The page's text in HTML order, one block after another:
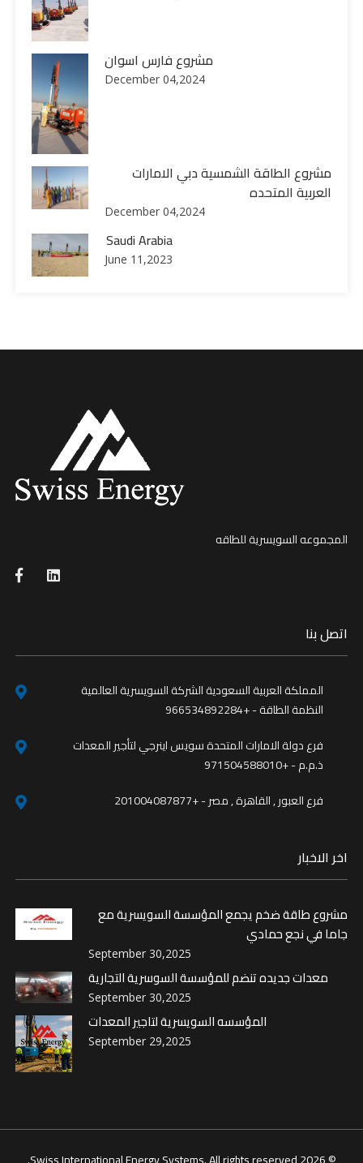
مشروع فارس اسوان
December 04,2024
مشروع الطاقة الشمسية دبي الامارات
العربية المتحده
December 04,2024
Saudi Arabia
June 11,2023
المجموعه السويسرية للطاقه
اتصل بنا
المملكة العربية السعودية الشركة السويسرية العالمية
النظمة الطاقة - +966534892284
فرع دولة الامارات المتحدة سويس اينرجي لتأجير المعدات
ذ.م.م - +971504588010
فرع العبور , القاهرة , مصر - +201004087877
اخر الاخبار
مشروع طاقة ضخم يجمع المؤسسة السويسرية مع
جاما في نجع حمادي
September 30,2025
معدات جديده تنضم للمؤسسة السوسرية التجارية
September 30,2025
المؤسسه السويسرية لتاجير المعدات
September 29,2025